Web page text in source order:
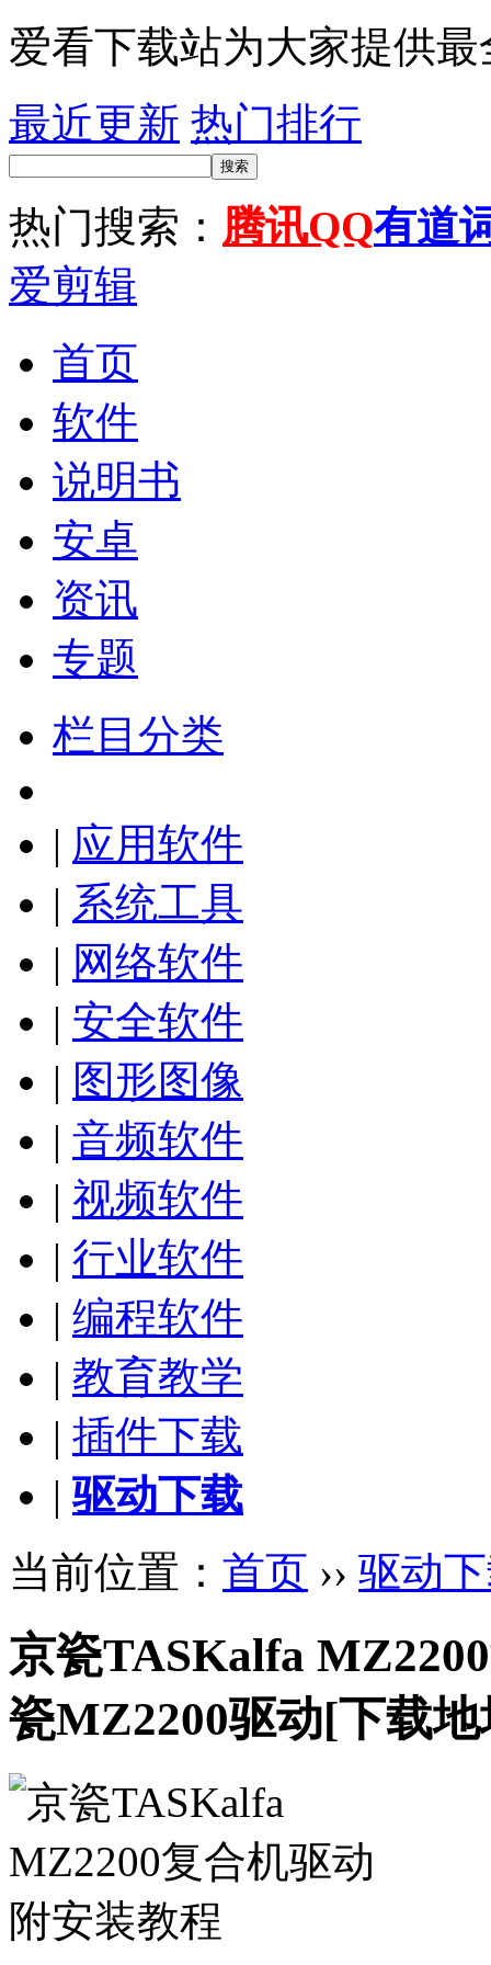
爱看下载站为大家提供
最近更新 热门排行
搜索
热门搜索： 腾讯QQ有道
爱剪辑
首页
软件
说明书
安卓
资讯
专题
栏目分类
| 应用软件
| 系统工具
| 网络软件
| 安全软件
| 图形图像
| 音频软件
| 视频软件
| 行业软件
| 编程软件
| 教育教学
| 插件下载
|驱动下载
当前位置： 首页 ›› 驱动
京瓷TASKalfa
瓷MZ2200驱动[下载